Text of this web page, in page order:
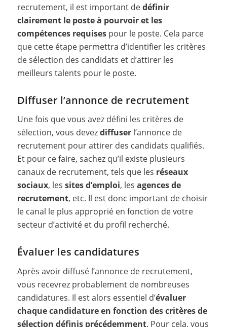
recrutement, il est important dedéfinir
clairement le poste à pourvoir et les
compétences requisespour le poste. Cela parce
que cette étape permettra d’identifier les critères
de sélection des candidats et d’attirer les
meilleurs talents pour le poste.
Diffuser l’annonce de recrutement
Une fois que vous avez défini les critères de
sélection, vous devezdiffuserl’annonce de
recrutement pour attirer des candidats qualifiés.
Et pour ce faire, sachez qu’il existe plusieurs
canaux de recrutement, tels que les réseaux
sociaux, les sites d’emploi, les agences de
recrutement, etc. Il est donc important de choisir
le canal le plus approprié en fonction de votre
secteur d’activité et du profil recherché.
Évaluer les candidatures
Après avoir diffusé l’annonce de recrutement,
vous recevrez probablement de nombreuses
candidatures. Il est alors essentiel d’évaluer
chaque candidature en fonction des critères de
sélection définis précédemment. Pour cela, vous